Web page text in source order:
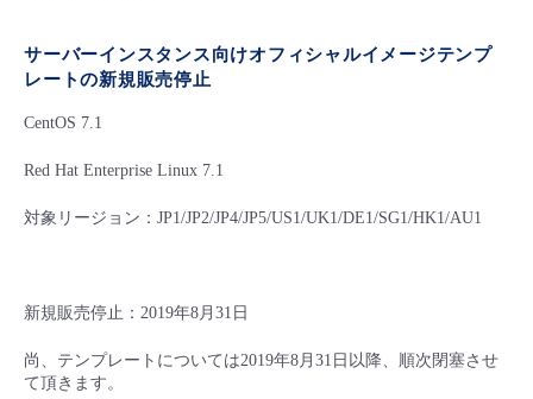
サーバーインスタンス向けオフィシャルイメージテンプ
レートの新規販売停止
CentOS 7.1
Red Hat Enterprise Linux 7.1
対象リージョン：JP1/JP2/JP4/JP5/US1/UK1/DE1/SG1/HK1/AU1
新規販売停止：2019年8月31日
尚、テンプレートについては2019年8月31日以降、順次閉塞させ
て頂きます。